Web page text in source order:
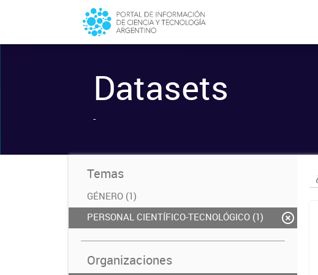
Datasets
-
Temas
GÉNERO (1)
PERSONAL CIENTÍFICO-TECNOLÓGICO (1)
Organizaciones